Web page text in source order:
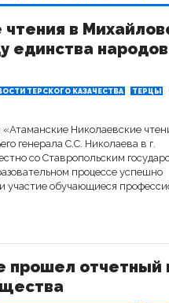
в
единства народов
ТЕРСКОГО КАЗАЧЕСТВА ТЕРЦЫ
Николаевские
генерала С.С. Николаева в г.
со Ставропольским
процессе успешно
участие обучающиеся
прошел отчетный